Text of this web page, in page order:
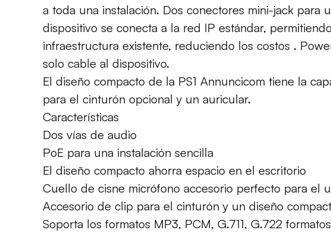
a toda una instalación. Dos conectores mini-jack para
dispositivo se conecta a la red IP estándar,
infraestructura existente, reduciendo los costos .
solo cable al dispositivo.
El diseño compacto de la PS1 Annuncicom tiene la
para el cinturón opcional y un auricular.
Características
Dos vías de audio
PoE para una instalación sencilla
El diseño compacto ahorra espacio en el escritorio
Cuello de cisne micrófono accesorio perfecto para el
Accesorio de clip para el cinturón y un diseño
Soporta los formatos MP3, PCM, G.711, G.722